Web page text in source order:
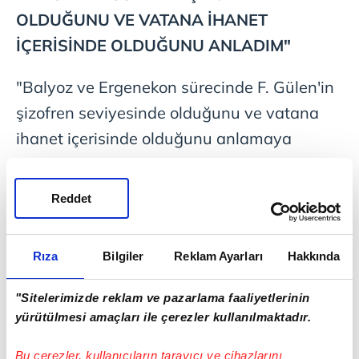
Rıza Bilgiler Reklam Ayarları Hakkında
"Sitelerimizde reklam ve pazarlama faaliyetlerinin
yürütülmesi amaçları ile çerezler kullanılmaktadır.
Bu çerezler, kullanıcıların tarayıcı ve cihazlarını
Reddet
OLDUĞUNU VE VATANA İHANET
İÇERİSİNDE OLDUĞUNU ANLADIM"
"Balyoz ve Ergenekon sürecinde F. Gülen'in
şizofren seviyesinde olduğunu ve vatana
ihanet içerisinde olduğunu anlamaya
2014'ten sonra beni ısrarla davet etmelerine
rağmen toplantılarına gitmedim.
Evliliğimi cemaat içerisinde gerçekleştirdim.
Ömer kod adlı bir abi bana resim gösterdi.
Eşim kolejde müdür ve malum yapının